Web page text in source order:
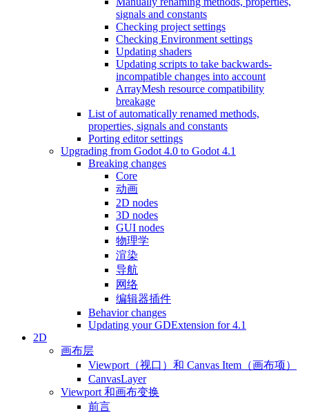
signals and constants
Checking project settings
Checking Environment settings
Updating shaders
Updating scripts to take backwards-
incompatible changes into account
ArrayMesh resource compatibility
breakage
List of automatically renamed methods,
properties, signals and constants
Porting editor settings
Upgrading from Godot 4.0 to Godot 4.1
Breaking changes
Core
动画
2D nodes
3D nodes
GUI nodes
物理学
渲染
导航
网络
编辑器插件
Behavior changes
Updating your GDExtension for 4.1
2D
画布层
Viewport（视口）和 Canvas Item（画布项）
CanvasLayer
Viewport 和画布变换
前言